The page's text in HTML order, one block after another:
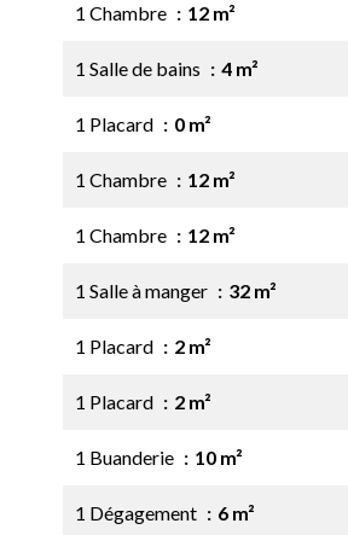
1 Chambre 12 m²
1 Salle de bains 4 m²
1 Placard 0 m²
1 Chambre 12 m²
1 Chambre 12 m²
1 Salle à manger 32 m²
1 Placard 2 m²
1 Placard 2 m²
1 Buanderie 10 m²
1 Dégagement 6 m²